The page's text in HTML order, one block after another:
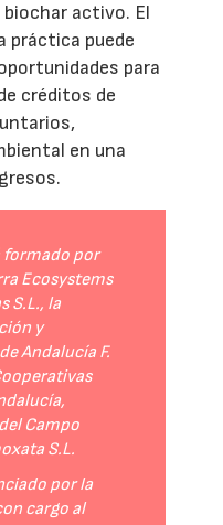
activo. El
práctica puede
para
créditos de
en una
formado por
Ecosystems
S.L., la
y
Andalucía F.
Campo
S.L.
por la
cargo al